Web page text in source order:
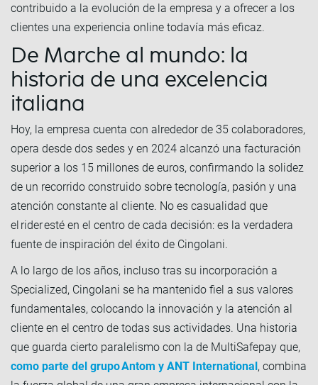
contribuido a la evolución de la empresa y a ofrecer a los
clientes una experiencia online todavía más eficaz.
De Marche al mundo: la
historia de una excelencia
italiana
Hoy, la empresa cuenta con alrededor de 35 colaboradores,
opera desde dos sedes y en 2024 alcanzó una facturación
superior a los 15 millones de euros, confirmando la solidez
de un recorrido construido sobre tecnología, pasión y una
atención constante al cliente. No es casualidad que
el rider esté en el centro de cada decisión: es la verdadera
fuente de inspiración del éxito de Cingolani.
A lo largo de los años, incluso tras su incorporación a
Specialized, Cingolani se ha mantenido fiel a sus valores
fundamentales, colocando la innovación y la atención al
cliente en el centro de todas sus actividades. Una historia
que guarda cierto paralelismo con la de MultiSafepay que,
como parte del grupo Antom y ANT International, combina